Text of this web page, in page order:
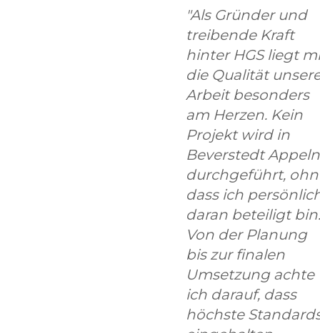
"Als Gründer und
treibende Kraft
hinter HGS liegt
die Qualität
Arbeit besonders
am Herzen. Kein
Projekt wird in
Beverstedt Appeln
durchgeführt,
dass ich
daran beteiligt bin.
Von der Planung
bis zur finalen
Umsetzung achte
ich darauf, dass
höchste